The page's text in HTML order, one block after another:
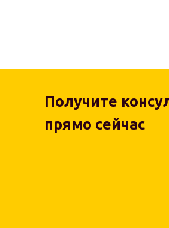
Получите
прямо сейчас